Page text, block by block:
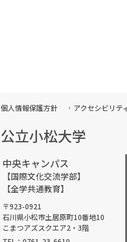
個人情報保護方針 アクセシビリテ
公立小松大学
中央キャンパス
【国際文化交流学部】
【全学共通教育】
〒923-0921
石川県小松市土居原町10番地10
こまつアズスクエア2・3階